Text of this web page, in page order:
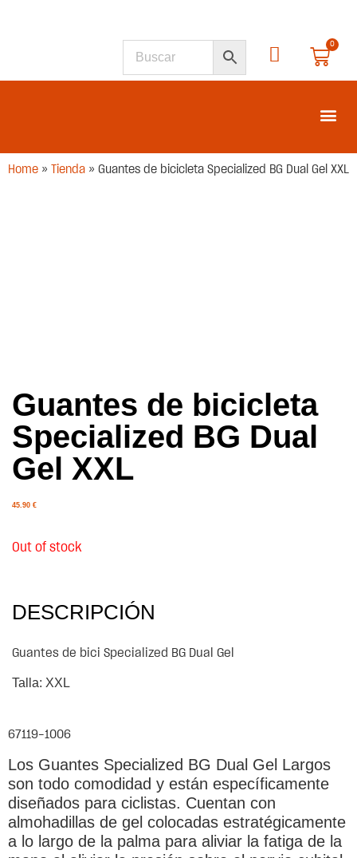
0
Home » Tienda » Guantes de bicicleta Specialized BG Dual Gel XXL
Guantes de bicicleta
Specialized BG Dual
Gel XXL
45.90 €
Out of stock
DESCRIPCIÓN
Guantes de bici Specialized BG Dual Gel
Talla: XXL
67119-1006
Los Guantes Specialized BG Dual Gel Largos
son todo comodidad y están específicamente
diseñados para ciclistas. Cuentan con
almohadillas de gel colocadas estratégicamente
a lo largo de la palma para aliviar la fatiga de la